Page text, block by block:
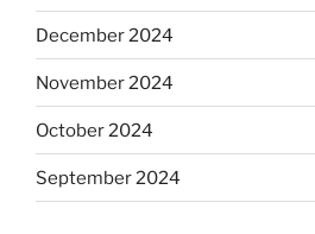
December 2024
November 2024
October 2024
September 2024